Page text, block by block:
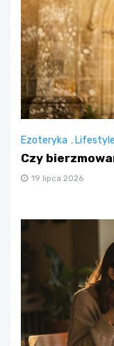
Ezoteryka , Lifestyle
Czy
19 lipca 2026